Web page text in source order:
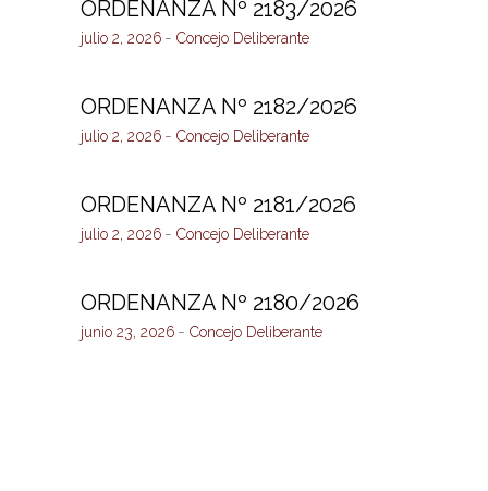
ORDENANZA Nº 2183/2026
julio 2, 2026 Concejo Deliberante
ORDENANZA Nº 2182/2026
julio 2, 2026 Concejo Deliberante
ORDENANZA Nº 2181/2026
julio 2, 2026 Concejo Deliberante
ORDENANZA Nº 2180/2026
junio 23, 2026 Concejo Deliberante